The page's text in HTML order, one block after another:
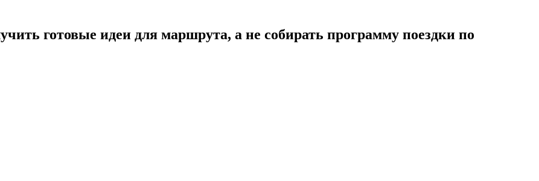
готовые идеи для маршрута, а не собирать программу поездки по